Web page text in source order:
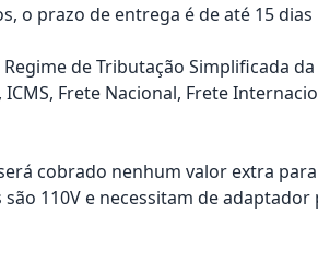
o prazo de entrega é de até 15 dias
de Tributação Simplificada da
Frete Nacional, Frete
cobrado nenhum valor extra
são 110V e necessitam de